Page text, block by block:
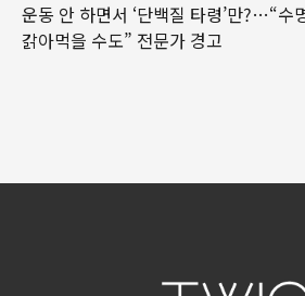
운동 안 하면서 ‘단백질 타령’만?…“수
갉아먹을 수도” 전문가 경고